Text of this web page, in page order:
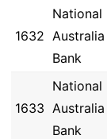
1632
National
Australia
Bank
1633
National
Australia
Bank